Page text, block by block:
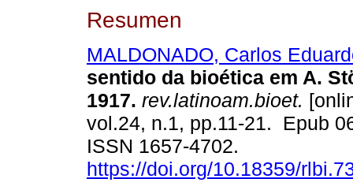
Resumen
MALDONADO, Carlos
sentido da bioética em A.
1917. rev.latinoam.bioet.
vol.24, n.1, pp.11-21. Epub
ISSN 1657-4702.
https://doi.org/10.18359/